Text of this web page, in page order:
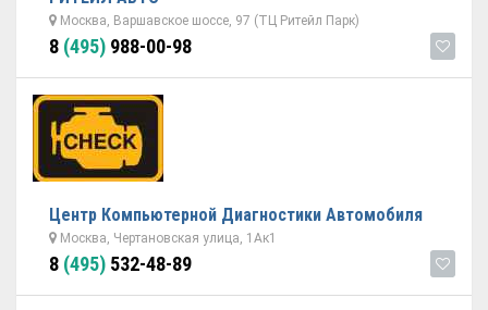
Москва, Варшавское шоссе, 97 (ТЦ Ритейл Парк)
8 (495) 988-00-98
Центр Компьютерной Диагностики Автомобиля
Москва, Чертановская улица, 1Ак1
8 (495) 532-48-89